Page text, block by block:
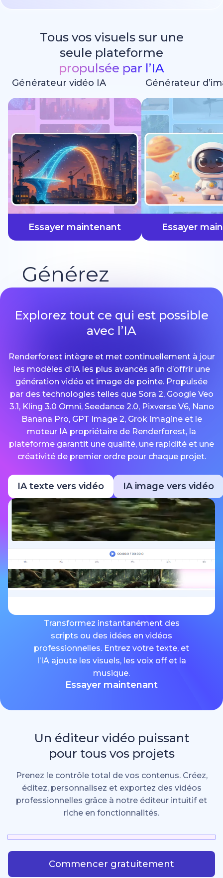
Tous vos visuels sur une
seule plateforme
propulsée par l’IA
Générateur vidéo IA
Essayer maintenant
Générateur
Essayer
Générez
plus vite
Explorez tout ce qui est possible
avec l’IA
Renderforest intègre et met continuellement à jour
les modèles d’IA les plus avancés afin d’offrir une
génération vidéo et image de pointe. Propulsée
par des technologies telles que Sora 2, Google Veo
3.1, Kling 3.0 Omni, Seedance 2.0, Pixverse V6, Nano
Banana Pro, GPT Image 2, Grok Imagine et le
moteur IA propriétaire de Renderforest, la
plateforme garantit une qualité, une rapidité et une
créativité de premier ordre pour chaque projet.
IA texte vers vidéo IA image vers vidéo
Transformez instantanément des
scripts ou des idées en vidéos
professionnelles. Entrez votre texte, et
l’IA ajoute les visuels, les voix off et la
musique.
Essayer maintenant
Un éditeur vidéo puissant
pour tous vos projets
Prenez le contrôle total de vos contenus. Créez,
éditez, personnalisez et exportez des vidéos
professionnelles grâce à notre éditeur intuitif et
riche en fonctionnalités.
Commencer gratuitement